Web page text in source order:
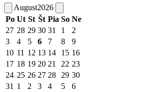
August2026
Po Ut St Št Pia So Ne
27 28 29 30 31 1
2
3
4 5 6 7 8
9
10 11 12 13 14 15 16
17 18 19 20 21 22 23
24 25 26 27 28 29 30
31 1 2 3 4 5
6